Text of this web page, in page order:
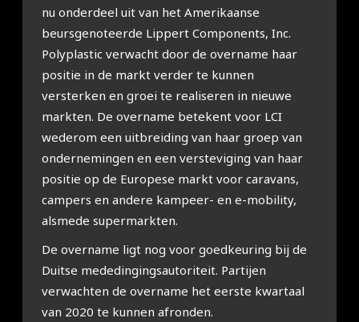
nu onderdeel uit van het Amerikaanse
beursgenoteerde Lippert Components, Inc.
Polyplastic verwacht door de overname haar
positie in de markt verder te kunnen
versterken en groei te realiseren in nieuwe
markten. De overname betekent voor LCI
wederom een uitbreiding van haar groep van
ondernemingen en een versteviging van haar
positie op de Europese markt voor caravans,
campers en andere kampeer- en e-mobility,
alsmede supermarkten.
De overname ligt nog voor goedkeuring bij de
Duitse mededingingsautoriteit. Partijen
verwachten de overname het eerste kwartaal
van 2020 te kunnen afronden.